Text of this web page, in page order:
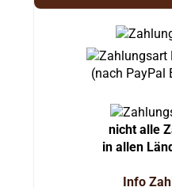
(nach PayPal
nicht alle
in allen
Info